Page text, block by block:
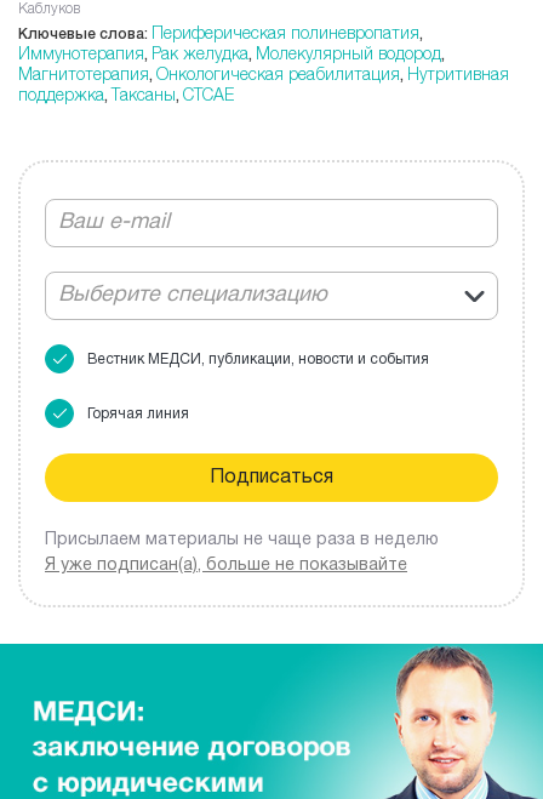
Каблуков
Ключевые слова: Периферическая полиневропатия,
Иммунотерапия, Рак желудка, Молекулярный водород,
Магнитотерапия, Онкологическая реабилитация, Нутритивная
поддержка, Таксаны, CTCAE
Выберите специализацию
Вестник МЕДСИ, публикации, новости и события
Горячая линия
Присылаем материалы не чаще раза в неделю
Я уже подписан(а), больше не показывайте